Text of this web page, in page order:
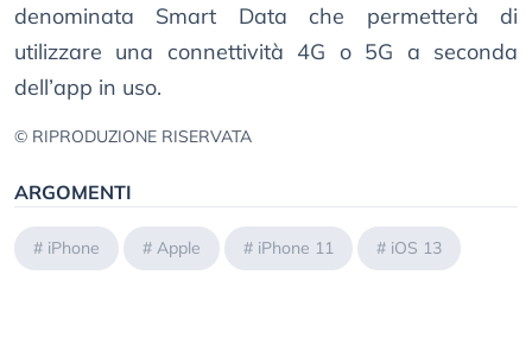
denominata Smart Data che permetterà di
utilizzare una connettività 4G o 5G a seconda
dell’app in uso.
© RIPRODUZIONE RISERVATA
ARGOMENTI
# iPhone # Apple # iPhone 11 # iOS 13